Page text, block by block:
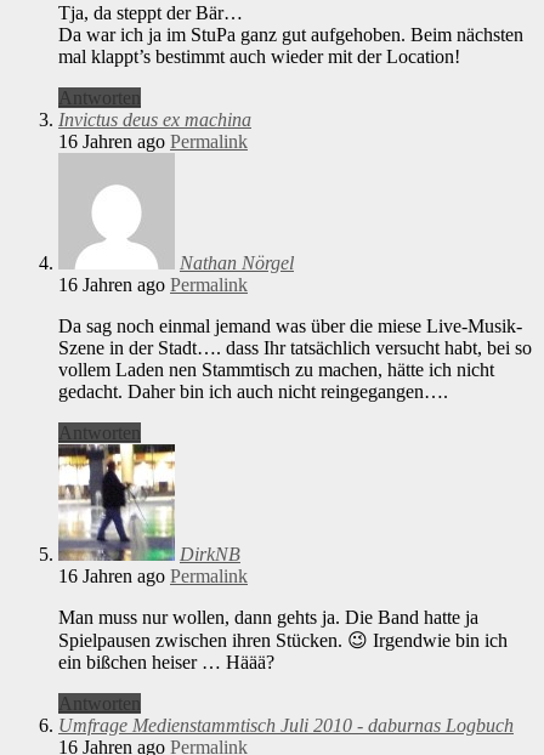
Tja, da steppt der Bär…
Da war ich ja im StuPa ganz gut aufgehoben. Beim nächsten
mal klappt’s bestimmt auch wieder mit der Location!
Antworten
Invictus deus ex machina
16 Jahren ago Permalink
Nathan Nörgel
16 Jahren ago Permalink
Da sag noch einmal jemand was über die miese Live-Musik-
Szene in der Stadt…. dass Ihr tatsächlich versucht habt, bei so
vollem Laden nen Stammtisch zu machen, hätte ich nicht
gedacht. Daher bin ich auch nicht reingegangen….
Antworten
DirkNB
16 Jahren ago Permalink
Man muss nur wollen, dann gehts ja. Die Band hatte ja
Spielpausen zwischen ihren Stücken. 😉 Irgendwie bin ich
ein bißchen heiser … Häää?
Antworten
Umfrage Medienstammtisch Juli 2010 - daburnas Logbuch
16 Jahren ago Permalink